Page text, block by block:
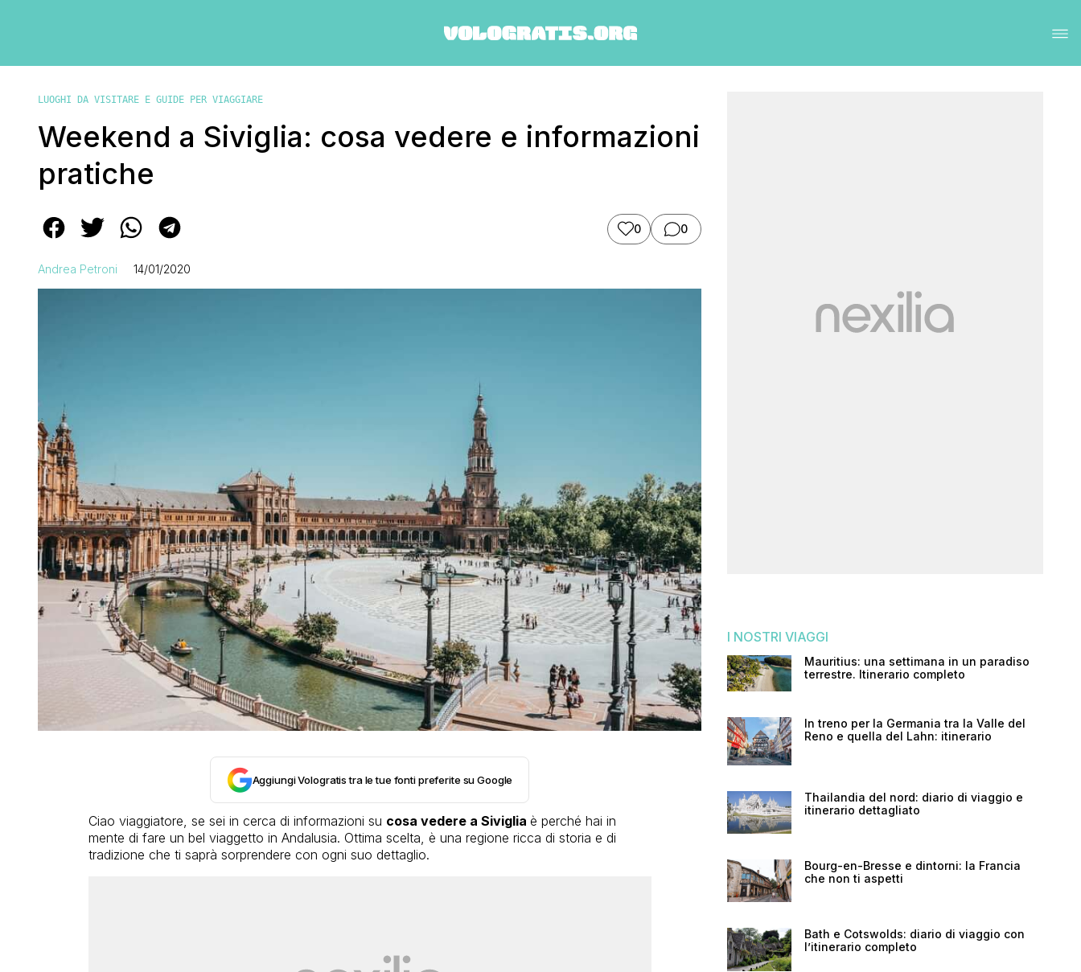
LUOGHI DA VISITARE E GUIDE PER VIAGGIARE
Weekend a Siviglia: cosa vedere e informazioni
pratiche
0 0
Andrea Petroni 14/01/2020
Aggiungi Vologratis tra le tue fonti preferite su Google
Ciao viaggiatore, se sei in cerca di informazioni su cosa vedere a Siviglia è perché hai in
mente di fare un bel viaggetto in Andalusia. Ottima scelta, è una regione ricca di storia e di
tradizione che ti saprà sorprendere con ogni suo dettaglio.
I NOSTRI VIAGGI
Mauritius: una settimana in un paradiso
terrestre. Itinerario completo
In treno per la Germania tra la Valle del
Reno e quella del Lahn: itinerario
Thailandia del nord: diario di viaggio e
itinerario dettagliato
Bourg-en-Bresse e dintorni: la Francia
che non ti aspetti
Bath e Cotswolds: diario di viaggio con
l’itinerario completo